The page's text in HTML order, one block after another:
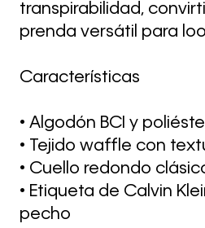
transpirabilidad,
prenda versátil para
Características
• Algodón BCI y
• Tejido waffle con
• Cuello redondo
• Etiqueta de Calvin
pecho